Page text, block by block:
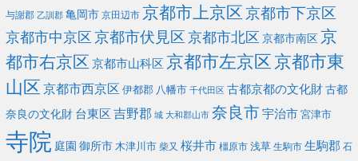
与謝郡 乙訓郡 亀岡市 京田辺市 京都市上京区京都市下京区
京都市中京区京都市伏見区京都市北区 京都市南区 京
都市右京区 京都市山科区 京都市左京区京都市東
山区京都市西京区 伊都郡 八幡市 千代田区 古都京都の文化財古都
奈良の文化財 台東区 吉野郡 城 大和郡山市 奈良市宇治市 宮津市
寺院 庭園 御所市 木津川市 柴又 桜井市 橿原市 浅草 生駒市 生駒郡 石